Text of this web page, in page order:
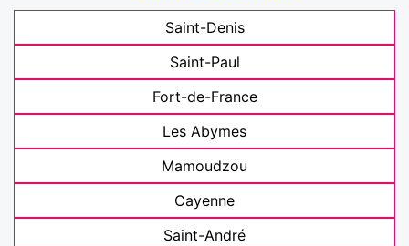
Saint-Denis
Saint-Paul
Fort-de-France
Les Abymes
Mamoudzou
Cayenne
Saint-André